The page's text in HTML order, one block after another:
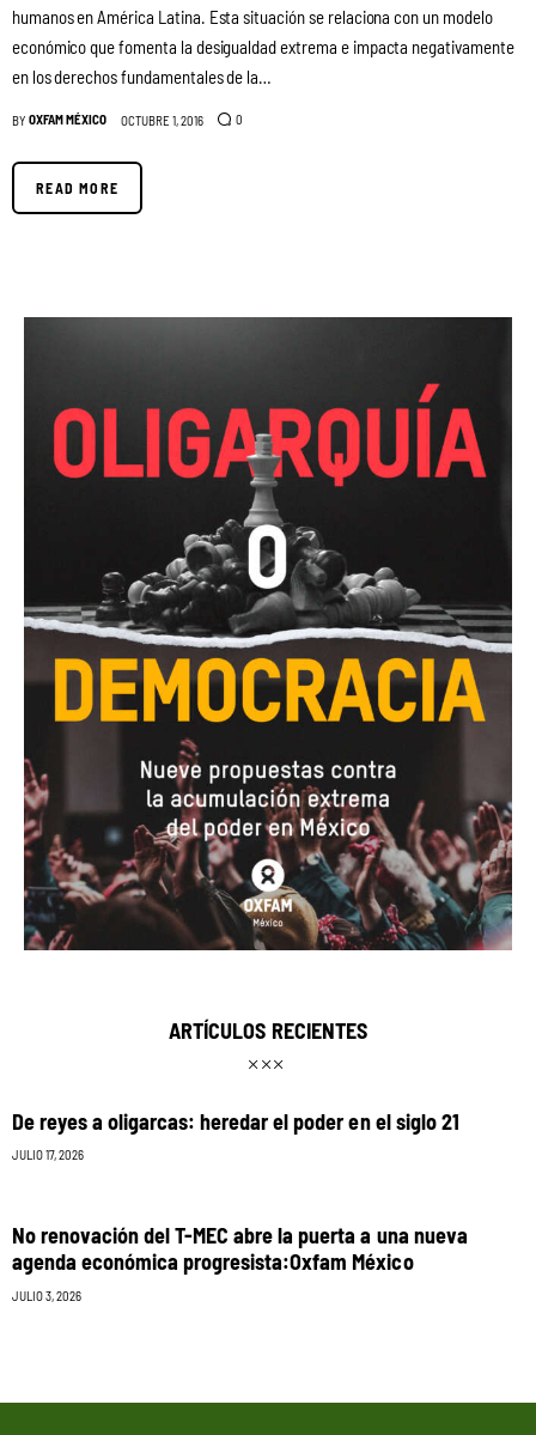
humanos en América Latina. Esta situación se relaciona con un modelo
económico que fomenta la desigualdad extrema e impacta negativamente
en los derechos fundamentales de la…
BY OXFAM MÉXICO OCTUBRE 1, 2016 0
READ MORE
ARTÍCULOS RECIENTES
De reyes a oligarcas: heredar el poder en el siglo 21
JULIO 17, 2026
No renovación del T-MEC abre la puerta a una nueva
agenda económica progresista:Oxfam México
JULIO 3, 2026